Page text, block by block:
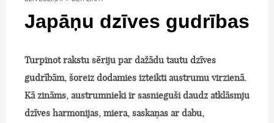
Japāņu dzīves gudrības
Turpinot rakstu sēriju par dažādu tautu dzīves
gudrībām, šoreiz dodamies izteikti austrumu virzienā.
Kā zināms, austrumnieki ir sasnieguši daudz atklāsmju
dzīves harmonijas, miera, saskaņas ar dabu,